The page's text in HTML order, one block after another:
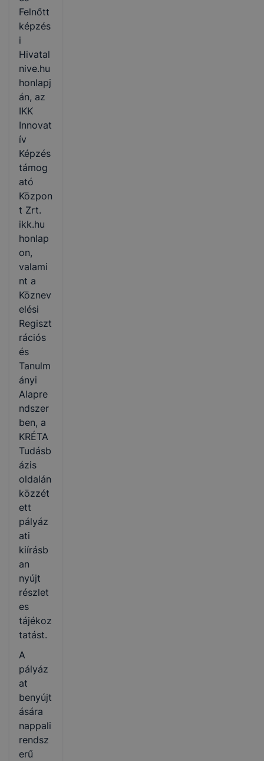
Felnőtt
képzés
i
Hivatal
nive.hu
honlapj
án, az
IKK
Innovat
ív
Képzés
támog
ató
Közpon
t Zrt.
ikk.hu
honlap
on,
valami
nt a
Köznev
elési
Regiszt
rációs
és
Tanulm
ányi
Alapre
ndszer
ben, a
KRÉTA
Tudásb
ázis
oldalán
közzét
ett
pályáz
ati
kiírásb
an
nyújt
részlet
es
tájékoz
tatást.
A
pályáz
at
benyújt
ására
nappali
rendsz
erű